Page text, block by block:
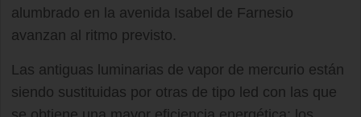
alumbrado en la avenida Isabel de Farnesio
avanzan al ritmo previsto.
Las antiguas luminarias de vapor de mercurio están
siendo sustituidas por otras de tipo led con las que